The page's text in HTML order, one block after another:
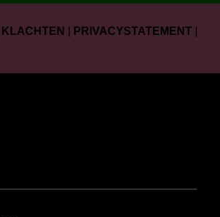
KLACHTEN PRIVACYSTATEMENT